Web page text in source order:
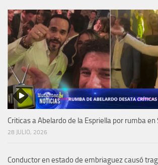
Criticas a Abelardo de la Espriella por rumba
28 JULIO, 2026
Conductor en estado de embriaguez causó